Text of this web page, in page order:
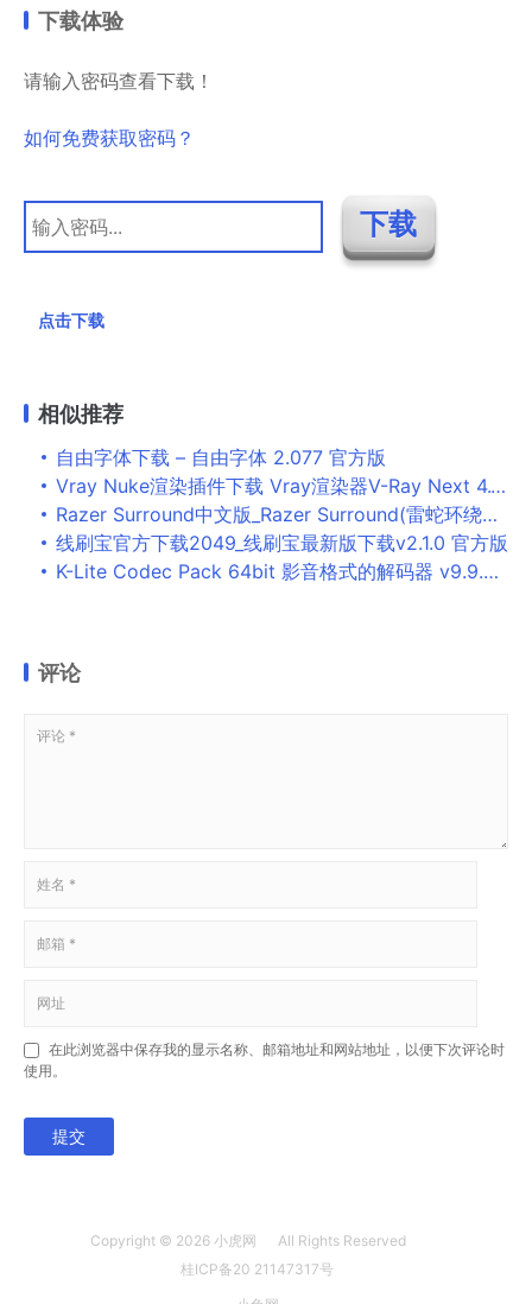
下载体验
请输入密码查看下载！
如何免费获取密码？
点击下载
相似推荐
自由字体下载 – 自由字体 2.077 官方版
Vray Nuke渲染插件下载 Vray渲染器V-Ray Next 4.10.02 for Nuke 11.0-11.3 免费安装版(附补丁) 64位
Razer Surround中文版_Razer Surround(雷蛇环绕声)v2.0.29.2 官方版
线刷宝官方下载2049_线刷宝最新版下载v2.1.0 官方版
K-Lite Codec Pack 64bit 影音格式的解码器 v9.9.8 官方安装版
评论
在此浏览器中保存我的显示名称、邮箱地址和网站地址，以便下次评论时
使用。
提交
Copyright © 2026 小虎网
All Rights Reserved
桂ICP备20 21147317号